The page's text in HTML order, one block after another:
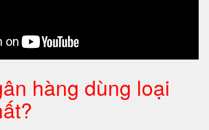
hàng dùng loại